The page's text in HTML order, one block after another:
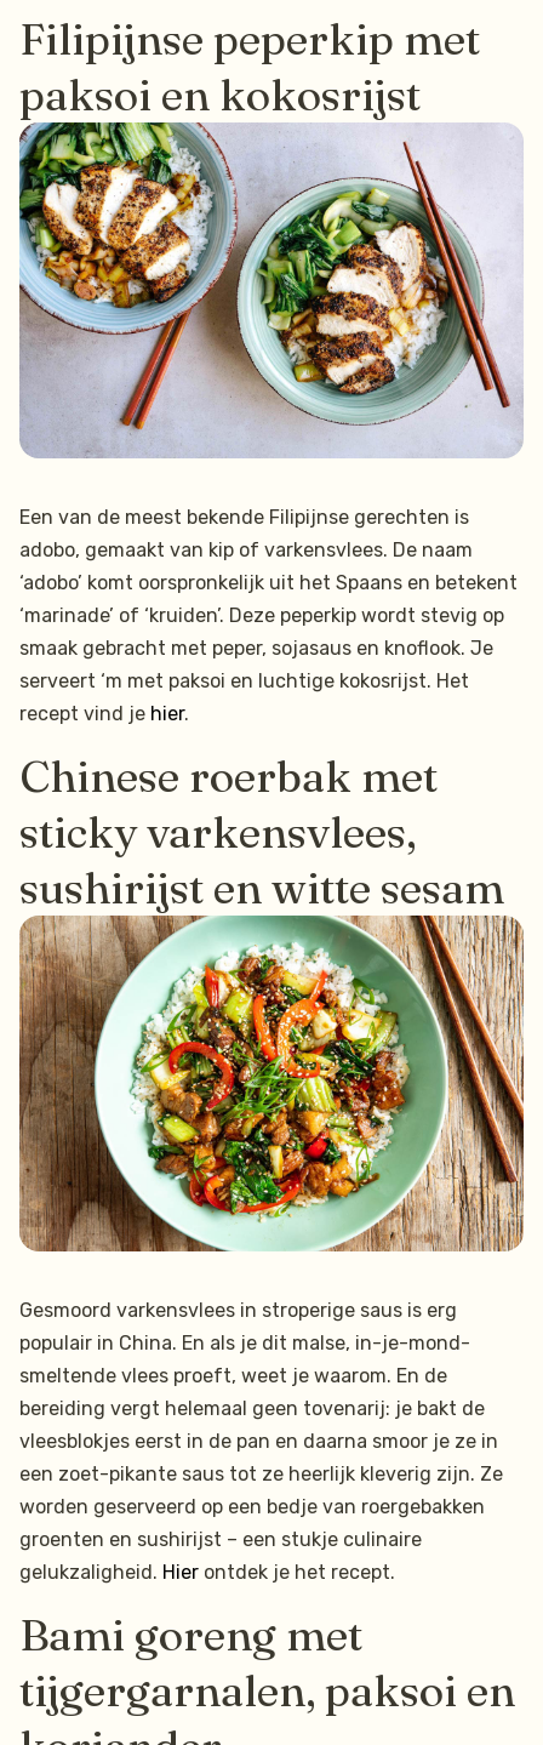
Filipijnse peperkip met
paksoi en kokosrijst
Een van de meest bekende Filipijnse gerechten is
adobo, gemaakt van kip of varkensvlees. De naam
‘adobo’ komt oorspronkelijk uit het Spaans en betekent
‘marinade’ of ‘kruiden’. Deze peperkip wordt stevig op
smaak gebracht met peper, sojasaus en knoflook. Je
serveert ‘m met paksoi en luchtige kokosrijst. Het
recept vind je hier.
Chinese roerbak met
sticky varkensvlees,
sushirijst en witte sesam
Gesmoord varkensvlees in stroperige saus is erg
populair in China. En als je dit malse, in-je-mond-
smeltende vlees proeft, weet je waarom. En de
bereiding vergt helemaal geen tovenarij: je bakt de
vleesblokjes eerst in de pan en daarna smoor je ze in
een zoet-pikante saus tot ze heerlijk kleverig zijn. Ze
worden geserveerd op een bedje van roergebakken
groenten en sushirijst – een stukje culinaire
gelukzaligheid. Hier ontdek je het recept.
Bami goreng met
tijgergarnalen, paksoi en